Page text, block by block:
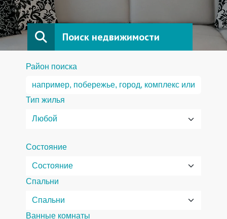
Поиск недвижимости
Район поиска
Тип жилья
Состояние
Спальни
Ванные комнаты